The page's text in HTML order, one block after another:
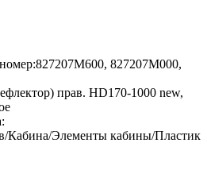
827207M000,
прав. HD170-1000 new,
Кабина/Элементы кабины/Пластик